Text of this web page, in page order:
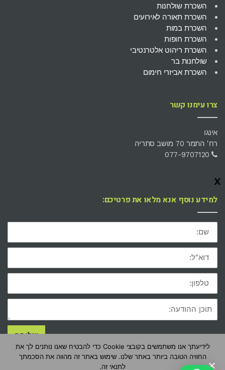
השכרת שולחנות
השכרת תאורה לאירועים
השכרת במות
השכרת חופות
השכרת ריהוט אלטרנטיבי
שולחנות בר
השכרת אביזרי חימום
צרו עימנו קשר
אינגו
רח' התמר 70 מושב סתריה
077-9707120
x
למידע נוסף אנא מלאו את פרטיכם:
שם:
דוא"ל:
טלפון:
תוכן
ההודעה
שליחה
לידיעתך אנו משתמשים בקובצי Cookie כדי להבטיח שאנו נותנים לך את
החוויה הטובה ביותר באתר שלנו. שימוש באתר זה מהווה את הסכמתך
לתנאי זה.